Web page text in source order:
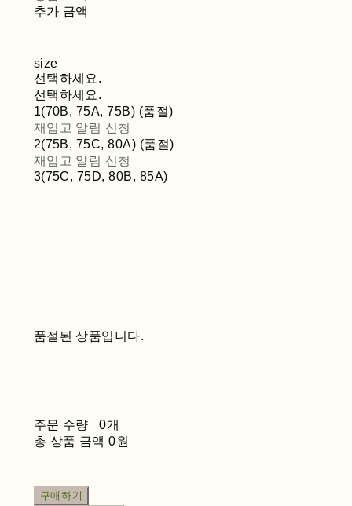
추가 금액
size
선택하세요.
선택하세요.
1(70B, 75A, 75B) (품절)
재입고 알림 신청
2(75B, 75C, 80A) (품절)
재입고 알림 신청
3(75C, 75D, 80B, 85A)
품절된 상품입니다.
주문 수량
0개
총 상품 금액 0원
구매하기